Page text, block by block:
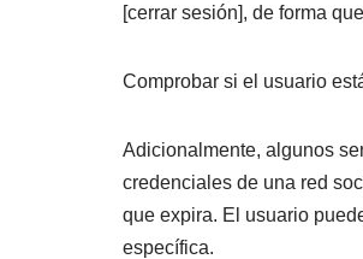
[cerrar sesión], de forma
Comprobar si el usuario
Adicionalmente, algunos
credenciales de una red
que expira. El usuario
específica.